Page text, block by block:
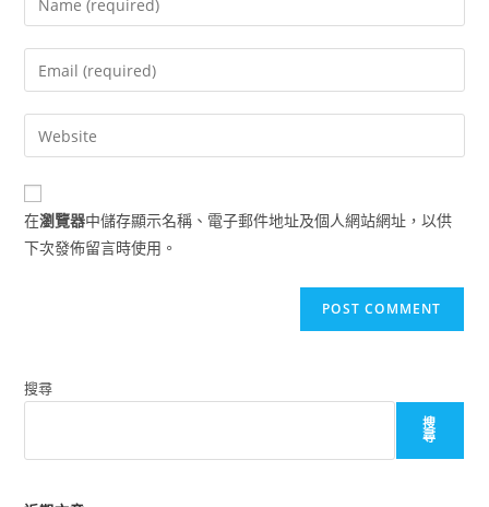
your
name
comment
Enter
your
email
address
comment
Enter
your
website
URL
(optional)
在瀏覽器中儲存顯示名稱、電子郵件地址及個人網站網址，以供
下次發佈留言時使用。
搜尋
搜
尋